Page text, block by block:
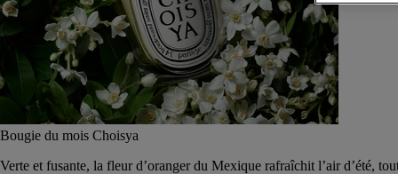
Bougie du mois Choisya
Verte et fusante, la fleur d’oranger du Mexique rafraîchit l’air d’été,